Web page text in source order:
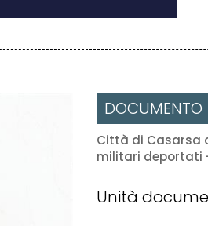
DOCUMENTO
Città di Casarsa
militari deportati
Unità